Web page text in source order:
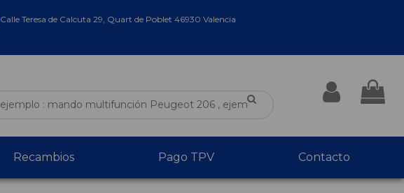
Calle Teresa de Calcuta 29, Quart de Poblet 46930 Valencia
Recambios Pago TPV Contacto